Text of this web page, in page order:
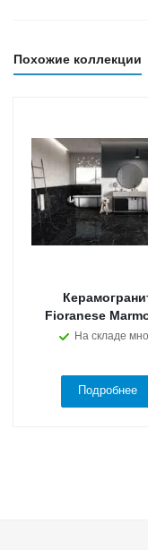
Похожие коллекции
Fioranese
На складе
Подробнее